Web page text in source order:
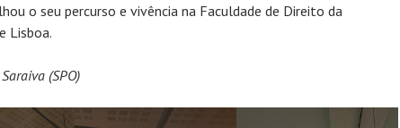
o seu percurso e vivência na Faculdade de Direito da
Lisboa.
(SPO)